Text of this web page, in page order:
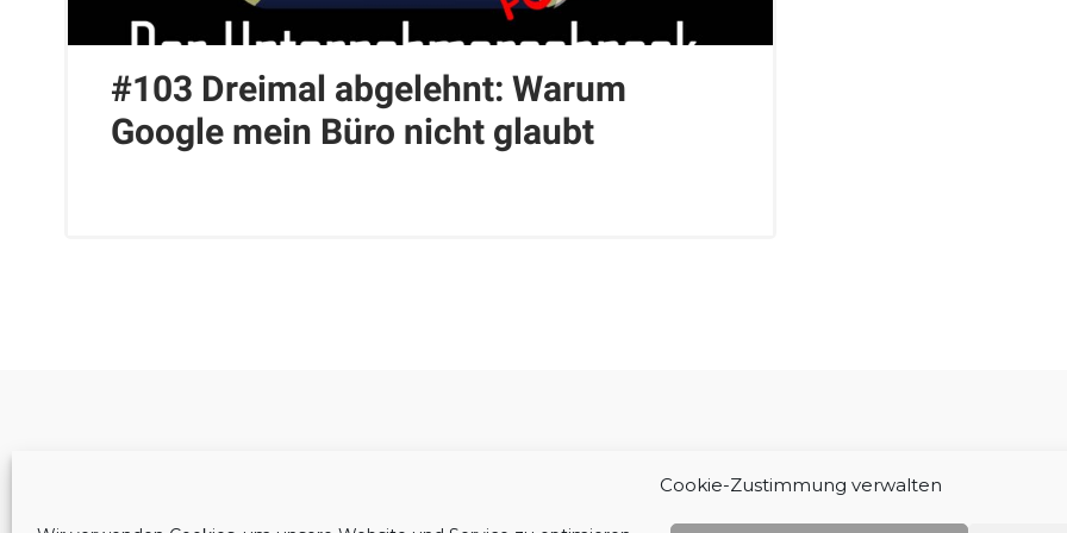
Cookie-Zustimmung verwalten
#103 Dreimal abgelehnt: Warum
Google mein Büro nicht glaubt